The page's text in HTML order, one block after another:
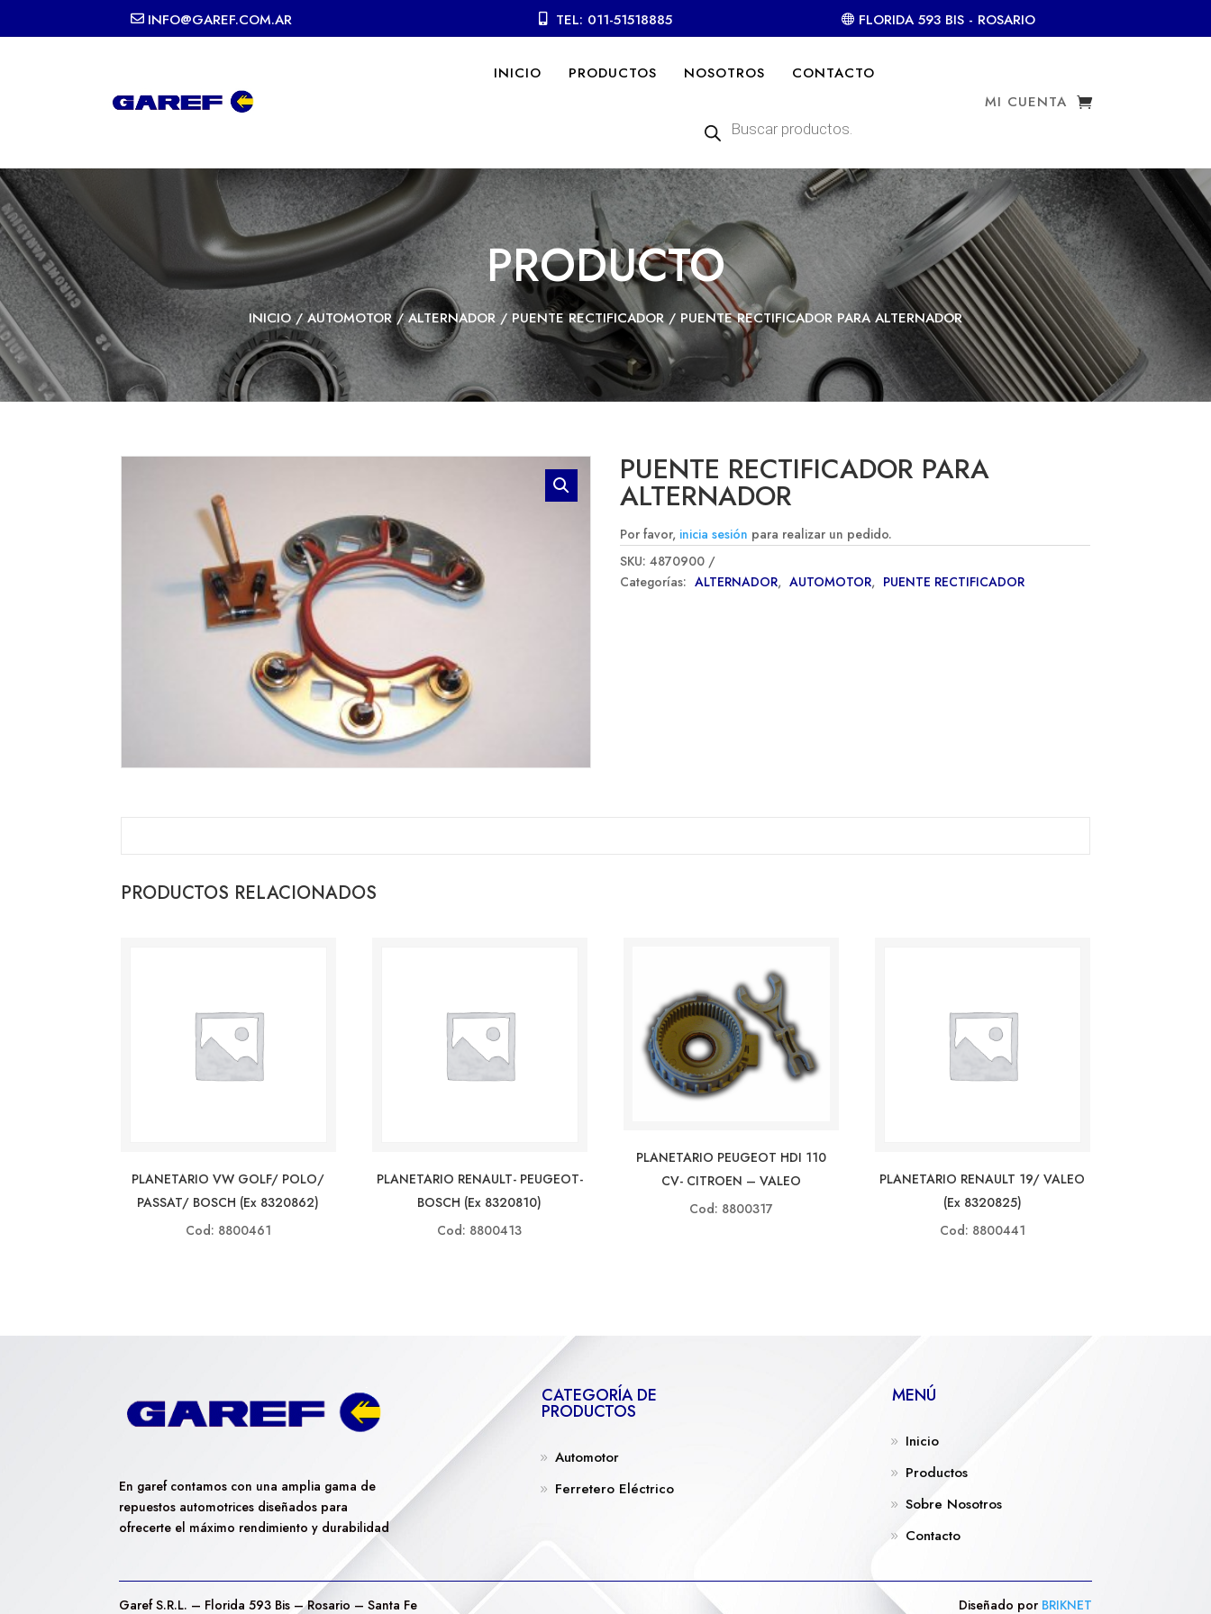
INFO@GAREF.COM.AR TEL: 011-51518885 FLORIDA 593 BIS - ROSARIO
INICIO PRODUCTOS NOSOTROS CONTACTO
productos
MI CUENTA
PRODUCTO
INICIO/AUTOMOTOR/ALTERNADOR/PUENTE RECTIFICADOR/ PUENTE RECTIFICADOR PARA ALTERNADOR
PUENTE RECTIFICADOR PARA
ALTERNADOR
Por favor, inicia sesión para realizar un pedido.
SKU:4870900
Categorías: ALTERNADOR, AUTOMOTOR, PUENTE RECTIFICADOR
PRODUCTOS RELACIONADOS
PLANETARIO VW GOLF/ POLO/
PASSAT/ BOSCH (ex 8320862)
Cod: 8800461
PLANETARIO RENAULT- PEUGEOT-
BOSCH (ex 8320810)
Cod: 8800413
PLANETARIO PEUGEOT HDI 110
CV- CITROEN – VALEO
Cod: 8800317
PLANETARIO RENAULT 19/ VALEO
(ex 8320825)
Cod: 8800441
En garef contamos con una amplia gama de
repuestos automotrices diseñados para
ofrecerte el máximo rendimiento y durabilidad
CATEGORÍA DE
PRODUCTOS
Automotor
Ferretero Eléctrico
MENÚ
Inicio
Productos
Sobre Nosotros
Contacto
Garef S.R.L. – Florida 593 Bis – Rosario – Santa Fe Diseñado por BRIKNET